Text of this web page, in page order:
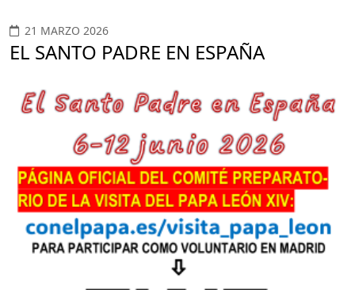
21 MARZO 2026
EL SANTO PADRE EN ESPAÑA